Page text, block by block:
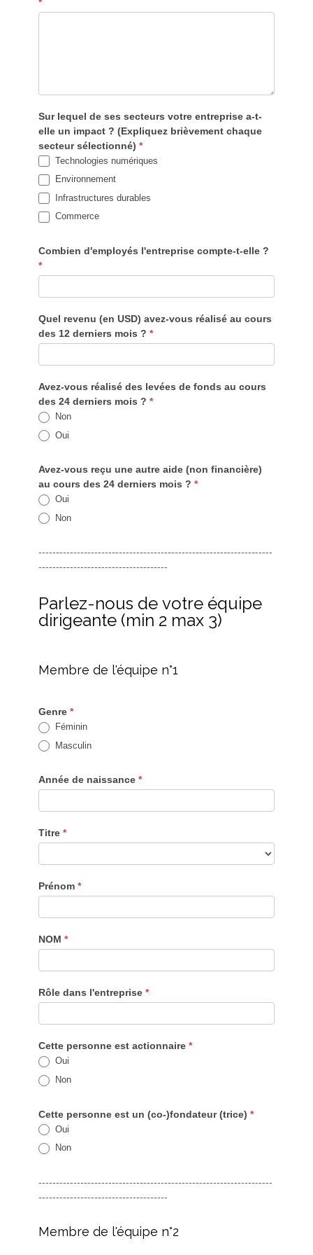
Sur lequel de ses secteurs votre entreprise a-t-
elle un impact ? (Expliquez brièvement chaque
secteur sélectionné) *
Technologies numériques
Environnement
Infrastructures durables
Commerce
Combien d'employés l'entreprise compte-t-elle ?
*
Quel revenu (en USD) avez-vous réalisé au cours
des 12 derniers mois ? *
Avez-vous réalisé des levées de fonds au cours
des 24 derniers mois ? *
Non
Oui
Avez-vous reçu une autre aide (non financière)
au cours des 24 derniers mois ? *
Oui
Non
-------------------------------------------------------------------
-------------------------------------
Parlez-nous de votre équipe
dirigeante (min 2 max 3)
Membre de l'équipe n°1
Genre *
Féminin
Masculin
Année de naissance *
Titre *
Prénom *
NOM *
Rôle dans l'entreprise *
Cette personne est actionnaire *
Oui
Non
Cette personne est un (co-)fondateur (trice) *
Oui
Non
-------------------------------------------------------------------
-------------------------------------
Membre de l'équipe n°2